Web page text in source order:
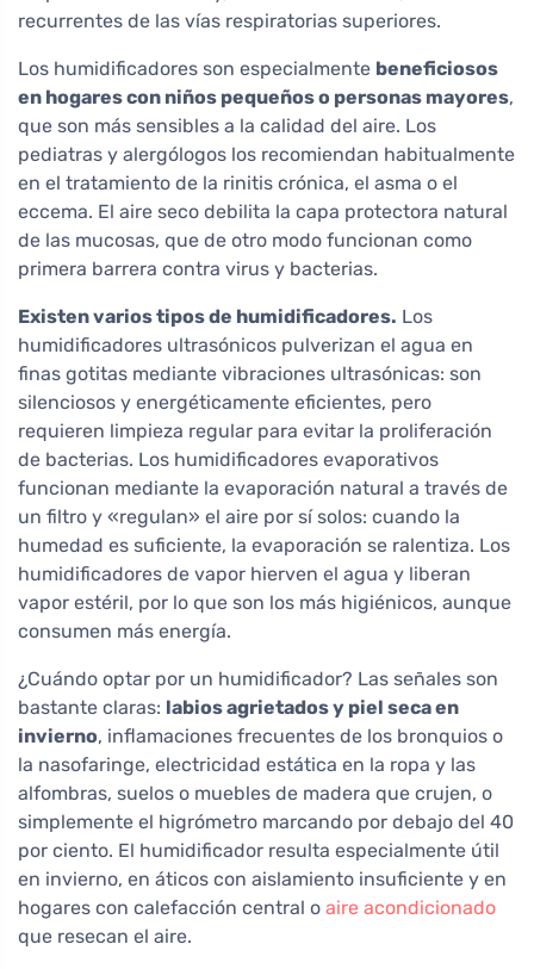
recurrentes de las vías respiratorias superiores.
Los humidificadores son especialmente beneficiosos
en hogares con niños pequeños o personas mayores,
que son más sensibles a la calidad del aire. Los
pediatras y alergólogos los recomiendan habitualmente
en el tratamiento de la rinitis crónica, el asma o el
eccema. El aire seco debilita la capa protectora natural
de las mucosas, que de otro modo funcionan como
primera barrera contra virus y bacterias.
Existen varios tipos de humidificadores. Los
humidificadores ultrasónicos pulverizan el agua en
finas gotitas mediante vibraciones ultrasónicas: son
silenciosos y energéticamente eficientes, pero
requieren limpieza regular para evitar la proliferación
de bacterias. Los humidificadores evaporativos
funcionan mediante la evaporación natural a través de
un filtro y «regulan» el aire por sí solos: cuando la
humedad es suficiente, la evaporación se ralentiza. Los
humidificadores de vapor hierven el agua y liberan
vapor estéril, por lo que son los más higiénicos, aunque
consumen más energía.
¿Cuándo optar por un humidificador? Las señales son
bastante claras: labios agrietados y piel seca en
invierno, inflamaciones frecuentes de los bronquios o
la nasofaringe, electricidad estática en la ropa y las
alfombras, suelos o muebles de madera que crujen, o
simplemente el higrómetro marcando por debajo del 40
por ciento. El humidificador resulta especialmente útil
en invierno, en áticos con aislamiento insuficiente y en
hogares con calefacción central o aire acondicionado
que resecan el aire.